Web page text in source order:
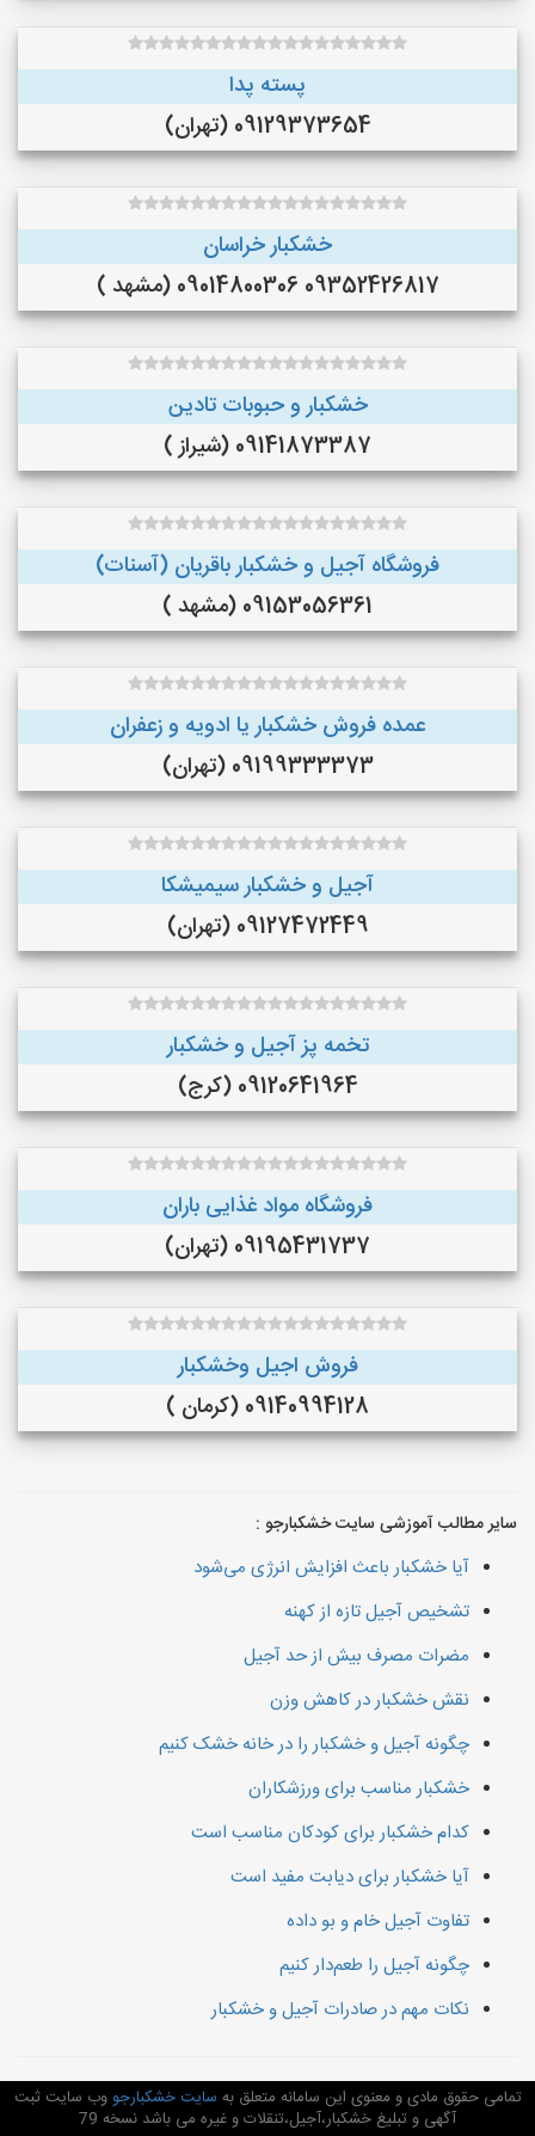
پسته پدا
09129373654 (تهران)
خشکبار خراسان
09352426817 09014800306 (مشهد )
خشکبار و حبوبات تادین
09141873387 (شیراز )
فروشگاه آجیل و خشکبار باقریان (آسنات)
09153056361 (مشهد )
عمده فروش خشکبار یا ادویه و زعفران
09199333373 (تهران)
آجیل و خشکبار سیمیشکا
09127472449 (تهران)
تخمه پز آجیل و خشکبار
09120641964 (کرج)
فروشگاه مواد غذایی باران
09195431737 (تهران)
فروش اجیل وخشکبار
09140994128 (کرمان )
سایر مطالب آموزشی سایت خشکبارجو :
آیا خشکبار باعث افزایش انرژی می‌شود
تشخیص آجیل تازه از کهنه
مضرات مصرف بیش از حد آجیل
نقش خشکبار در کاهش وزن
چگونه آجیل و خشکبار را در خانه خشک کنیم
خشکبار مناسب برای ورزشکاران
کدام خشکبار برای کودکان مناسب است
آیا خشکبار برای دیابت مفید است
تفاوت آجیل خام و بو داده
چگونه آجیل را طعم‌دار کنیم
نکات مهم در صادرات آجیل و خشکبار
تمامی حقوق مادی و معنوی این سامانه متعلق به سایت خشکبارجووب سایت ثبت
آگهی و تبلیغ خشکبار،آجیل،تنقلات و غیره می باشد نسخه 79